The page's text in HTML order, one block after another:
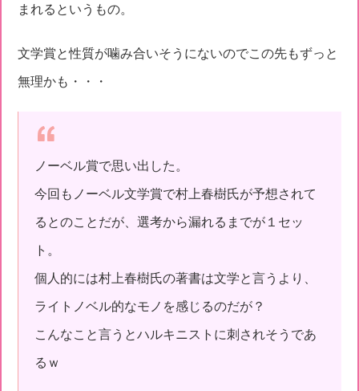
まれるというもの。
文学賞と性質が噛み合いそうにないのでこの先もずっと
無理かも・・・
ノーベル賞で思い出した。
今回もノーベル文学賞で村上春樹氏が予想されて
るとのことだが、選考から漏れるまでが１セッ
ト。
個人的には村上春樹氏の著書は文学と言うより、
ライトノベル的なモノを感じるのだが？
こんなこと言うとハルキニストに刺されそうであ
るｗ